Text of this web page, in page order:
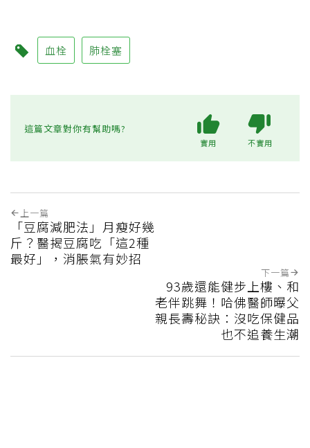
血栓 肺栓塞
這篇文章對你有幫助嗎?
實用 不實用
上一篇
「豆腐減肥法」月瘦好幾
斤？醫揭豆腐吃「這2種
最好」，消脹氣有妙招
下一篇
93歲還能健步上樓、和
老伴跳舞！哈佛醫師曝父
親長壽秘訣：沒吃保健品
也不追養生潮